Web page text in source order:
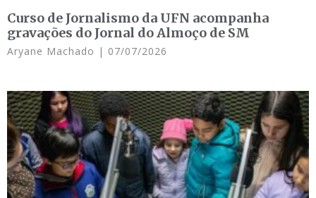
Curso de Jornalismo da UFN acompanha
gravações do Jornal do Almoço de SM
Aryane Machado 07/07/2026